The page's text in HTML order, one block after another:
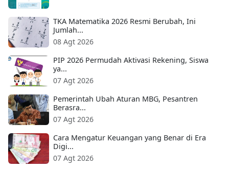
TKA Matematika 2026 Resmi Berubah, Ini
Jumlah...
08 Agt 2026
PIP 2026 Permudah Aktivasi Rekening, Siswa
ya...
07 Agt 2026
Pemerintah Ubah Aturan MBG, Pesantren
Berasra...
07 Agt 2026
Cara Mengatur Keuangan yang Benar di Era
Digi...
07 Agt 2026